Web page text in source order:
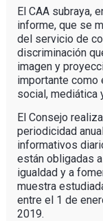
El CAA subraya,
informe, que se
del servicio de
discriminación
imagen y
importante como
social, mediática
El Consejo
periodicidad
informativos
están obligadas
igualdad y a
muestra
entre el 1 de
2019.